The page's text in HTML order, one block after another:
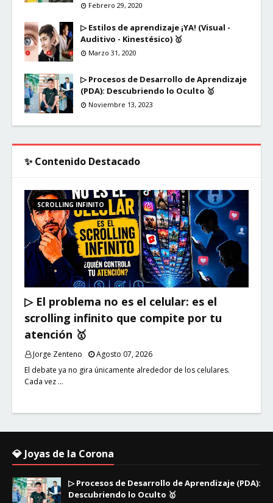
Febrero 29, 2020
▷ Estilos de aprendizaje ¡YA! (Visual -
Auditivo - Kinestésico) 🥇
Marzo 31, 2020
▷ Procesos de Desarrollo de Aprendizaje
(PDA): Descubriendo lo Oculto 🥇
Noviembre 13, 2023
✨ Contenido Destacado
SCROLLING INFINITO
▷ El problema no es el celular: es el
scrolling infinito que compite por tu
atención 🥇
Jorge Zenteno
Agosto 07, 2026
El debate ya no gira únicamente alrededor de los celulares.
Cada vez …
💎 Joyas de la Corona
▷ Procesos de Desarrollo de Aprendizaje (PDA):
Descubriendo lo Oculto 🥇